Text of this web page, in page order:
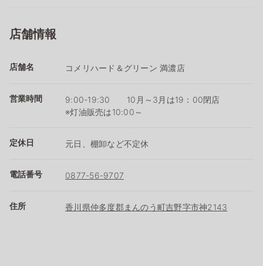
店舗情報
店舗名 コメリハード＆グリーン 満濃店
営業時間
9:00-19:30 10月～3月は19：00閉店
※灯油販売は10:00～
定休日 元日、棚卸など不定休
電話番号 0877-56-9707
住所 香川県仲多度郡まんのう町吉野字市神2143